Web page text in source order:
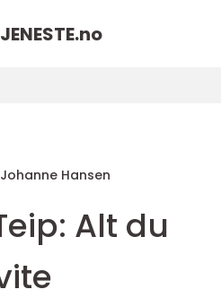
no
Johanne Hansen
Alt du